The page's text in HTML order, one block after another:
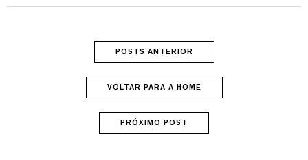
POSTS ANTERIOR
VOLTAR PARA A HOME
PRÓXIMO POST